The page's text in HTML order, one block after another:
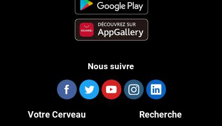
Nous suivre
Votre Cerveau Recherche